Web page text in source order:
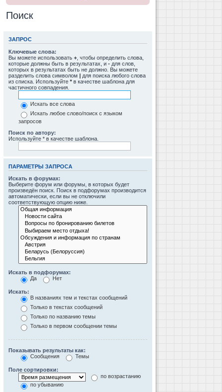
Поиск
ЗАПРОС
Ключевые слова:
Вы можете использовать + , чтобы определить слова,
которые должны быть в результатах, и - для слов,
которых в результатах быть не должно. Вы можете
разделить слова символом | для поиска любого слова
из списка. Используйте * в качестве шаблона для
частичного совпадения.
Искать все слова
Искать любое слово/поиск с языком
запросов
Поиск по автору:
Используйте * в качестве шаблона.
ПАРАМЕТРЫ ЗАПРОСА
Искать в форумах:
Выберите форум или форумы, в которых будет
произведён поиск. Поиск в подфорумах производится
автоматически, если вы не отключили
соответствующую опцию ниже.
Искать в подфорумах:
Да
Нет
Искать:
В названиях тем и текстах сообщений
Только в текстах сообщений
Только по названию темы
Только в первом сообщении темы
Показывать результаты как:
Сообщения
Темы
Поле сортировки:
по возрастанию
по убыванию